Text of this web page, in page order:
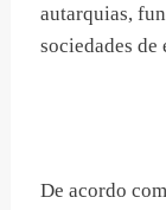
autarquias,
sociedades de
De acordo